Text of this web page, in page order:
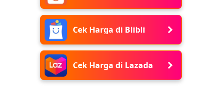
Cek Harga di Blibli
Cek Harga di Lazada